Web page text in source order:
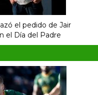
el pedido de Jair
el Día del Padre